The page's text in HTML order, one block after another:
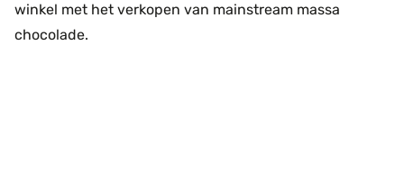
winkel met het verkopen van mainstream massa
chocolade.